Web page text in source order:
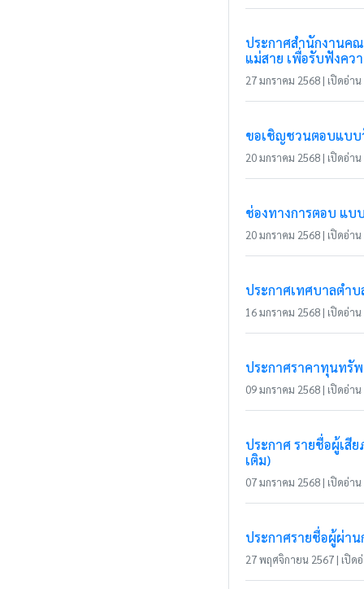
ประกาศสำนักงานคณ
แม่สาย เพื่อรับฟังคว
27 มกราคม 2568 | เปิดอ่าน
ขอเชิญชวนตอบแบบ
20 มกราคม 2568 | เปิดอ่าน
ช่องทางการตอบ แบ
20 มกราคม 2568 | เปิดอ่าน
ประกาศเทศบาลตำ
16 มกราคม 2568 | เปิดอ่าน
ประกาศราคาทุนทรั
09 มกราคม 2568 | เปิดอ่าน
ประกาศ รายชื่อผู้เสี
เติม)
07 มกราคม 2568 | เปิดอ่าน
ประกาศรายชื่อผู้ผ่า
27 พฤศจิกายน 2567 | เปิด